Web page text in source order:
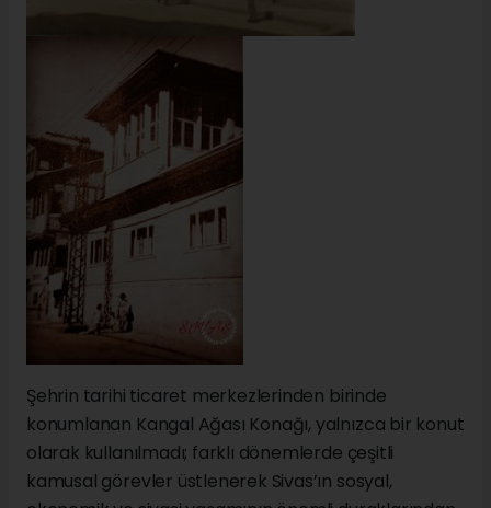
Şehrin tarihi ticaret merkezlerinden birinde
konumlanan Kangal Ağası Konağı, yalnızca bir konut
olarak kullanılmadı; farklı dönemlerde çeşitli
kamusal görevler üstlenerek Sivas’ın sosyal,